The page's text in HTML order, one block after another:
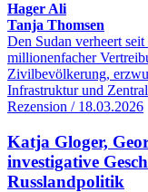
Hager Ali
Tanja Thomsen
Den Sudan verheert
millionenfacher
Zivilbevölkerung,
Infrastruktur und
Rezension / 18.03.2026
Katja Gloger,
investigative
Russlandpolitik